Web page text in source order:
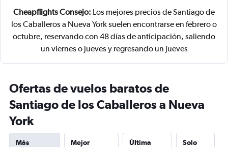
Cheapflights Consejo: Los mejores precios de Santiago de
los Caballeros a Nueva York suelen encontrarse en febrero o
octubre, reservando con 48 días de anticipación, saliendo
un viernes o jueves y regresando un jueves
Ofertas de vuelos baratos de
Santiago de los Caballeros a Nueva
York
Más
Mejor
Última
Solo